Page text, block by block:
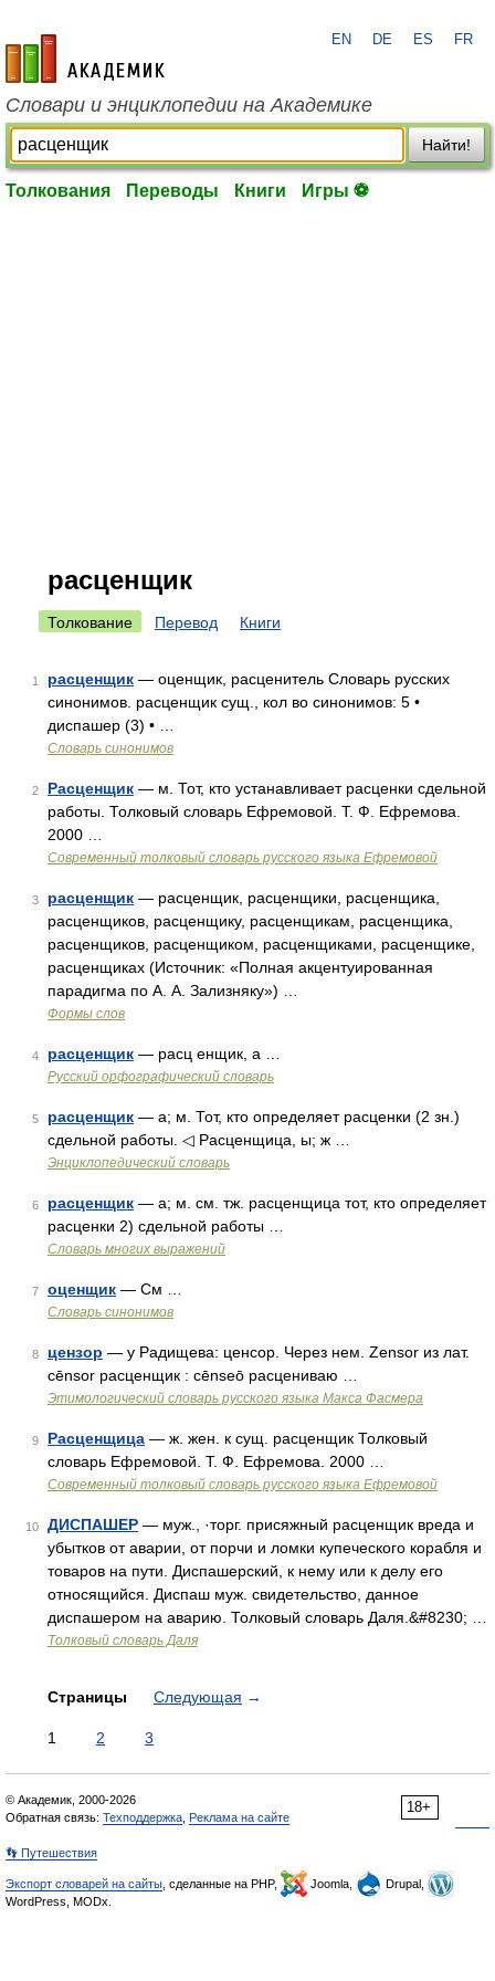
academic.ru
EN DE ES FR
Словари и энциклопедии на Академике
Найти!
Толкования Переводы Книги Игры ⚽
расценщик
Толкование Перевод Книги
1 расценщик — оценщик, расценитель Словарь русских
синонимов. расценщик сущ., кол во синонимов: 5 •
диспашер (3) • …
Словарь синонимов
2 Расценщик — м. Тот, кто устанавливает расценки сдельной
работы. Толковый словарь Ефремовой. Т. Ф. Ефремова.
2000 …
Современный толковый словарь русского языка Ефремовой
3 расценщик — расценщик, расценщики, расценщика,
расценщиков, расценщику, расценщикам, расценщика,
расценщиков, расценщиком, расценщиками, расценщике,
расценщиках (Источник: «Полная акцентуированная
парадигма по А. А. Зализняку») …
Формы слов
4 расценщик — расц енщик, а …
Русский орфографический словарь
5 расценщик — а; м. Тот, кто определяет расценки (2 зн.)
сдельной работы. ◁ Расценщица, ы; ж …
Энциклопедический словарь
6 расценщик — а; м. см. тж. расценщица тот, кто определяет
расценки 2) сдельной работы …
Словарь многих выражений
7 оценщик — См …
Словарь синонимов
8 цензор — у Радищева: ценсор. Через нем. Zensor из лат.
сēnsоr расценщик : сēnsеō расцениваю …
Этимологический словарь русского языка Макса Фасмера
9 Расценщица — ж. жен. к сущ. расценщик Толковый
словарь Ефремовой. Т. Ф. Ефремова. 2000 …
Современный толковый словарь русского языка Ефремовой
10 ДИСПАШЕР — муж., ·торг. присяжный расценщик вреда и
убытков от аварии, от порчи и ломки купеческого корабля и
товаров на пути. Диспашерский, к нему или к делу его
относящийся. Диспаш муж. свидетельство, данное
диспашером на аварию. Толковый словарь Даля.&#8230; …
Толковый словарь Даля
Страницы Следующая →
1 2 3
18+
© Академик, 2000-2026
Обратная связь: Техподдержка Реклама на сайте
👣 Путешествия
Экспорт словарей на сайты , сделанные на PHP, Joomla,
Drupal,
WordPress, MODx.